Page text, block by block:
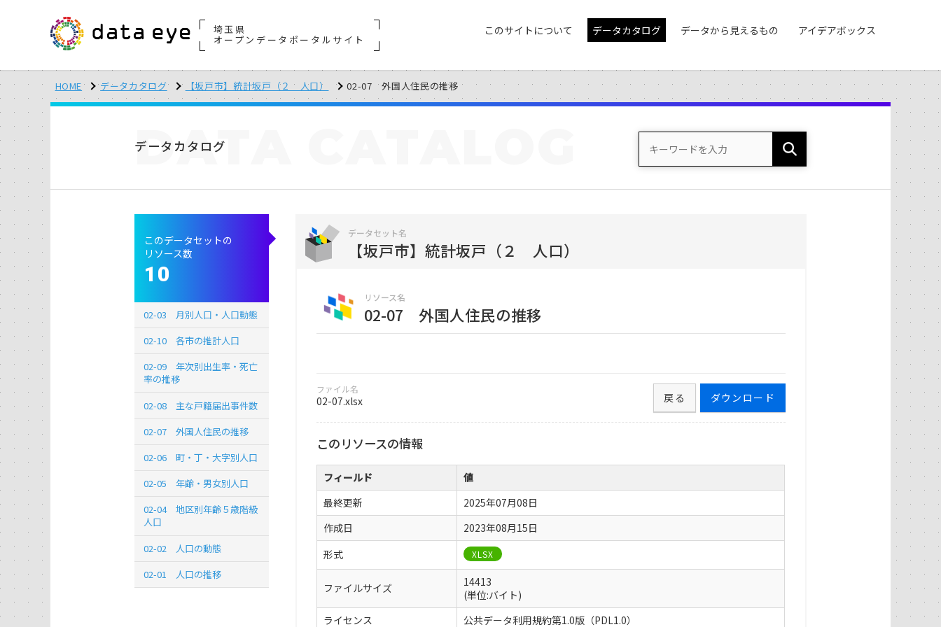
埼玉県
オープンデータポータルサイト
このサイトについて データカタログ データから見えるもの アイデアボックス
HOME データカタログ 【坂戸市】統計坂戸（２ 人口） 02-07 外国人住民の推移
データカタログ
DATA
データセット名
【坂戸市】統計坂戸（２ 人口）
リソース名
02-07 外国人住民の推移
ファイル名
02-07.xlsx ダウンロード
戻る
このリソースの情報
フィールド
値
最終更新
2025年07月08日
作成日
2023年08月15日
形式
XLSX
ファイルサイズ
14413
(単位:バイト)
ライセンス
公共データ利用規約第1.0版（PDL1.0）
このデータセットの
リソース数
10
02-03 月別人口・人口動態
02-10 各市の推計人口
02-09 年次別出生率・死亡
率の推移
02-08 主な戸籍届出事件数
02-07 外国人住民の推移
02-06 町・丁・大字別人口
02-05 年齢・男女別人口
02-04 地区別年齢５歳階級
人口
02-02 人口の動態
02-01 人口の推移